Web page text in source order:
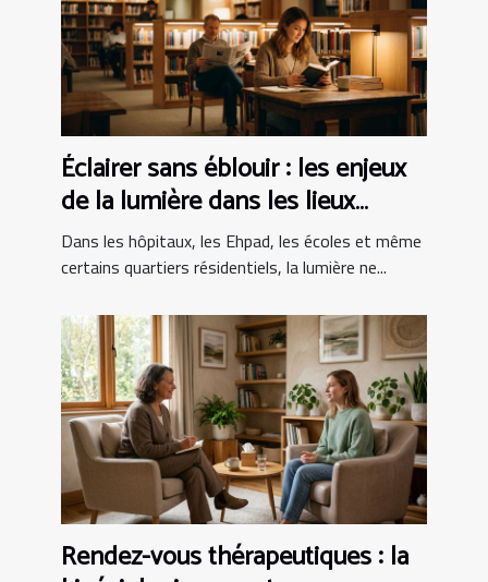
Éclairer sans éblouir : les enjeux
de la lumière dans les lieux
sensibles
Dans les hôpitaux, les Ehpad, les écoles et même
certains quartiers résidentiels, la lumière ne...
Rendez-vous thérapeutiques : la